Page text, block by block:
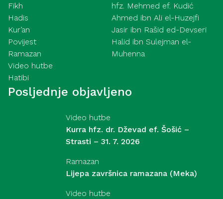
Fikh
Hadis
Kur’an
Povijest
Ramazan
Video hutbe
Hatibi
hfz. Mehmed ef. Kudić
Ahmed ibn Ali el-Huzejfi
Jasir ibn Rašid ed-Devseri
Halid ibn Sulejman el-
Muhenna
Posljednje objavljeno
Video hutbe
Kurra hfz. dr. Dževad ef. Šošić –
Strasti – 31. 7. 2026
Ramazan
Lijepa završnica ramazana (Meka)
Video hutbe